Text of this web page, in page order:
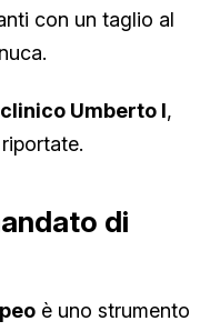
con un taglio al
Umberto I,
di
è uno strumento